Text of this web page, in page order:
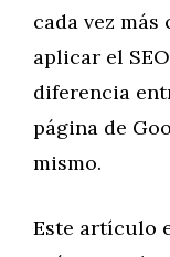
cada vez
aplicar el
diferencia
página de
mismo.
Este artículo